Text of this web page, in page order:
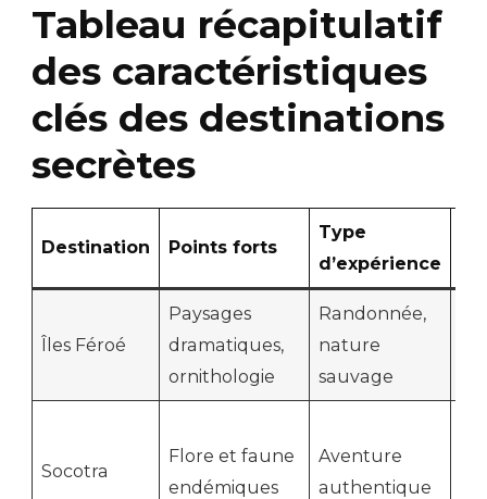
Tableau récapitulatif
des caractéristiques
clés des destinations
secrètes
Destination Points forts
Type
d’expérience
Îles Féroé
Paysages
dramatiques,
ornithologie
Randonnée,
nature
sauvage
Socotra
Flore et faune
endémiques
Aventure
authentique